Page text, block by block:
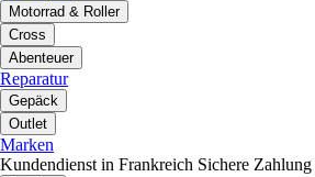
Motorrad & Roller
Cross
Abenteuer
Reparatur
Gepäck
Outlet
Marken
Kundendienst in Frankreich Sichere Zahlung